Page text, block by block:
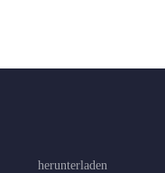
herunterladen